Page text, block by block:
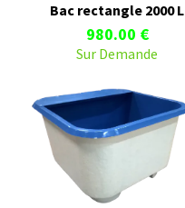
Bac rectangle 2000 L
980.00 €
Sur Demande